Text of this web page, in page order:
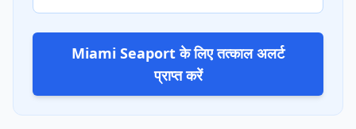
Miami Seaport के लिए तत्काल अलर्ट
प्राप्त करें